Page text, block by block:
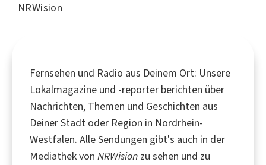
NRWision
Fernsehen und Radio aus Deinem Ort: Unsere
Lokalmagazine und -reporter berichten über
Nachrichten, Themen und Geschichten aus
Deiner Stadt oder Region in Nordrhein-
Westfalen. Alle Sendungen gibt's auch in der
Mediathek von NRWision zu sehen und zu